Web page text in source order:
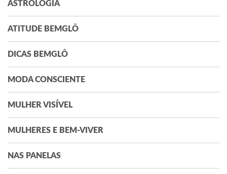
ASTROLOGIA
ATITUDE BEMGLÔ
DICAS BEMGLÔ
MODA CONSCIENTE
MULHER VISÍVEL
MULHERES E BEM-VIVER
NAS PANELAS